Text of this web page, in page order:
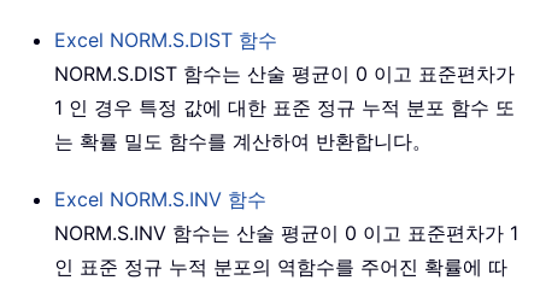
Excel NORM.S.DIST 함수
NORM.S.DIST 함수는 산술 평균이 0 이고 표준편차가
1 인 경우 특정 값에 대한 표준 정규 누적 분포 함수 또
는 확률 밀도 함수를 계산하여 반환합니다。
Excel NORM.S.INV 함수
NORM.S.INV 함수는 산술 평균이 0 이고 표준편차가 1
인 표준 정규 누적 분포의 역함수를 주어진 확률에 따